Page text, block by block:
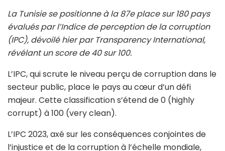
La Tunisie se positionne à la 87e place sur 180 pays
évalués par l’Indice de perception de la corruption
(IPC), dévoilé hier par Transparency International,
révélant un score de 40 sur 100.
L’IPC, qui scrute le niveau perçu de corruption dans le
secteur public, place le pays au cœur d’un défi
majeur. Cette classification s’étend de 0 (highly
corrupt) à 100 (very clean).
L’IPC 2023, axé sur les conséquences conjointes de
l’injustice et de la corruption à l’échelle mondiale,